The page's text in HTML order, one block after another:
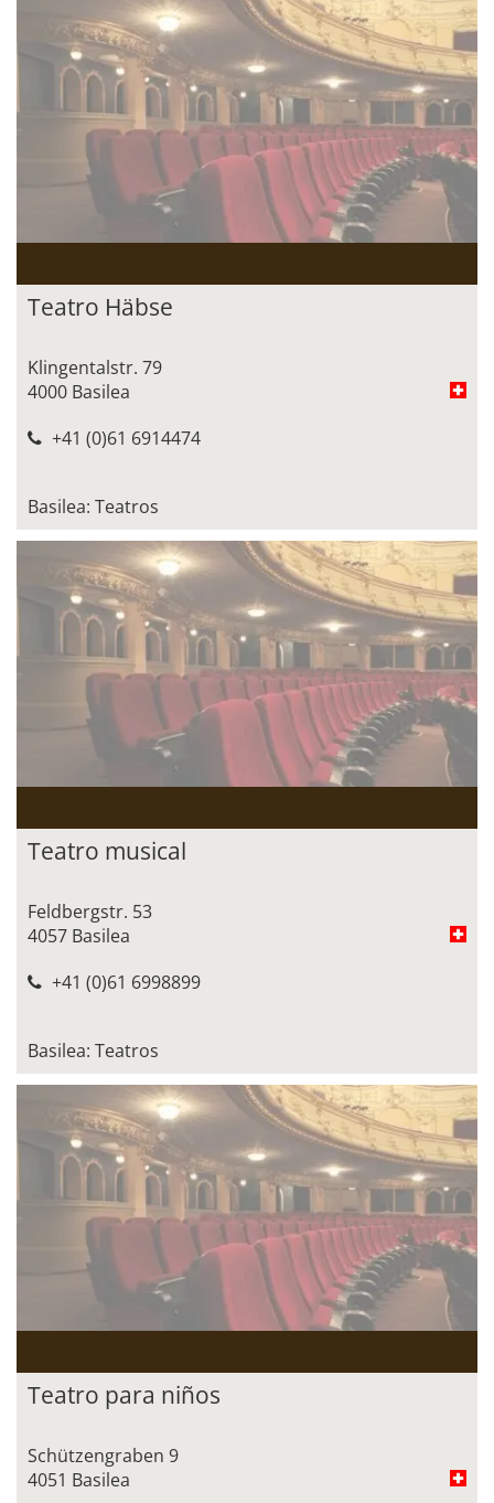
Teatro Häbse
Klingentalstr. 79
4000 Basilea
+41 (0)61 6914474
Basilea: Teatros
Teatro musical
Feldbergstr. 53
4057 Basilea
+41 (0)61 6998899
Basilea: Teatros
Teatro para niños
Schützengraben 9
4051 Basilea